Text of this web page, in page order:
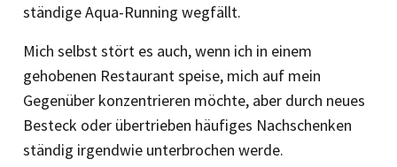
ständige Aqua-Running wegfällt.
Mich selbst stört es auch, wenn ich in einem
gehobenen Restaurant speise, mich auf mein
Gegenüber konzentrieren möchte, aber durch neues
Besteck oder übertrieben häufiges Nachschenken
ständig irgendwie unterbrochen werde.